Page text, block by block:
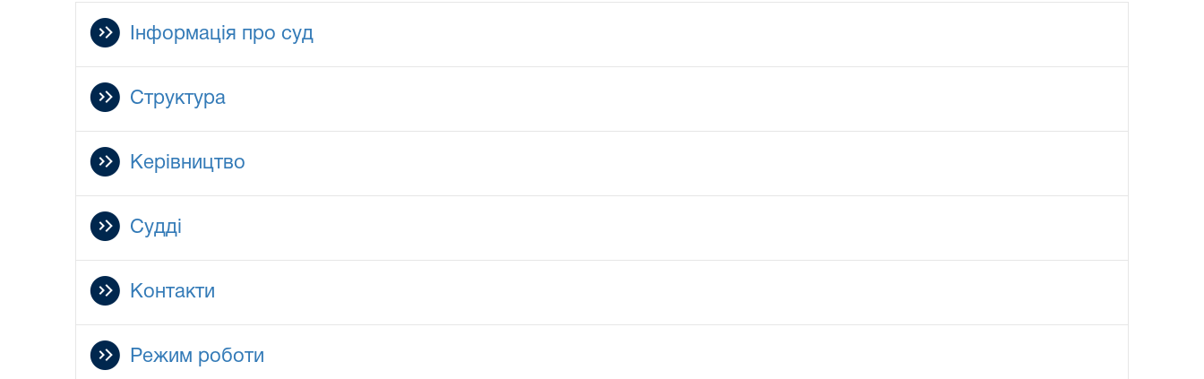
Інформація про суд
Структура
Керівництво
Судді
Контакти
Режим роботи